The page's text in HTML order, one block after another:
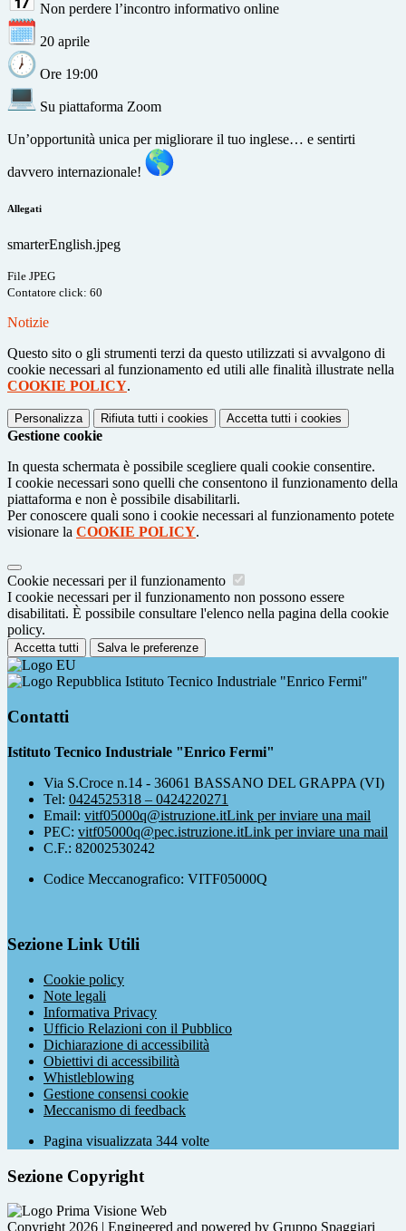
Non perdere l’incontro informativo online
20 aprile
Ore 19:00
Su piattaforma Zoom
Un’opportunità unica per migliorare il tuo inglese… e sentirti
davvero internazionale!
Allegati
smarterEnglish.jpeg
File JPEG
Contatore click: 60
Notizie
Questo sito o gli strumenti terzi da questo utilizzati si avvalgono di
cookie necessari al funzionamento ed utili alle finalità illustrate nella
COOKIE POLICY.
Personalizza Rifiuta tutti i cookies Accetta tutti i cookies
Gestione cookie
In questa schermata è possibile scegliere quali cookie consentire.
I cookie necessari sono quelli che consentono il funzionamento della
piattaforma e non è possibile disabilitarli.
Per conoscere quali sono i cookie necessari al funzionamento potete
visionare la COOKIE POLICY.
Cookie necessari per il funzionamento
I cookie necessari per il funzionamento non possono essere
disabilitati. È possibile consultare l'elenco nella pagina della cookie
policy.
Accetta tutti Salva le preferenze
Istituto Tecnico Industriale "Enrico Fermi"
Contatti
Istituto Tecnico Industriale "Enrico Fermi"
Via S.Croce n.14 - 36061 BASSANO DEL GRAPPA (VI)
Tel: 0424525318 – 0424220271
Email: vitf05000q@istruzione.itLink per inviare una mail
PEC: vitf05000q@pec.istruzione.itLink per inviare una mail
C.F.: 82002530242
Codice Meccanografico: VITF05000Q
Sezione Link Utili
Cookie policy
Note legali
Informativa Privacy
Ufficio Relazioni con il Pubblico
Dichiarazione di accessibilità
Obiettivi di accessibilità
Whistleblowing
Gestione consensi cookie
Meccanismo di feedback
Pagina visualizzata 344 volte
Sezione Copyright
Copyright 2026 | Engineered and powered by Gruppo Spaggiari